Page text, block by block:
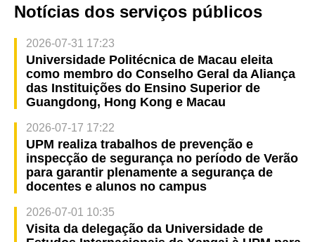
Notícias dos serviços públicos
2026-07-31 17:23
Universidade Politécnica de Macau eleita
como membro do Conselho Geral da Aliança
das Instituições do Ensino Superior de
Guangdong, Hong Kong e Macau
2026-07-17 17:22
UPM realiza trabalhos de prevenção e
inspecção de segurança no período de Verão
para garantir plenamente a segurança de
docentes e alunos no campus
2026-07-01 10:35
Visita da delegação da Universidade de